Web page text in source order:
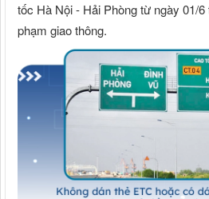
tốc Hà Nội - Hải Phòng từ ngày 01/
phạm giao thông.